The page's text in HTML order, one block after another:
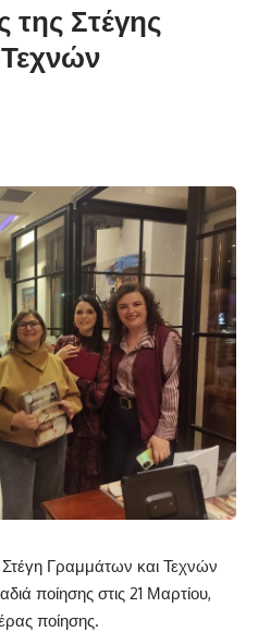
της Στέγης
Στέγη Γραμμάτων και Τεχνών
ποίησης στις 21 Μαρτίου,
ποίησης.